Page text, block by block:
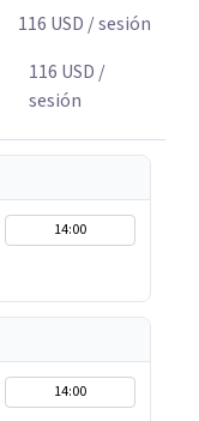
116 USD / sesión
116 USD /
sesión
14:00
14:00